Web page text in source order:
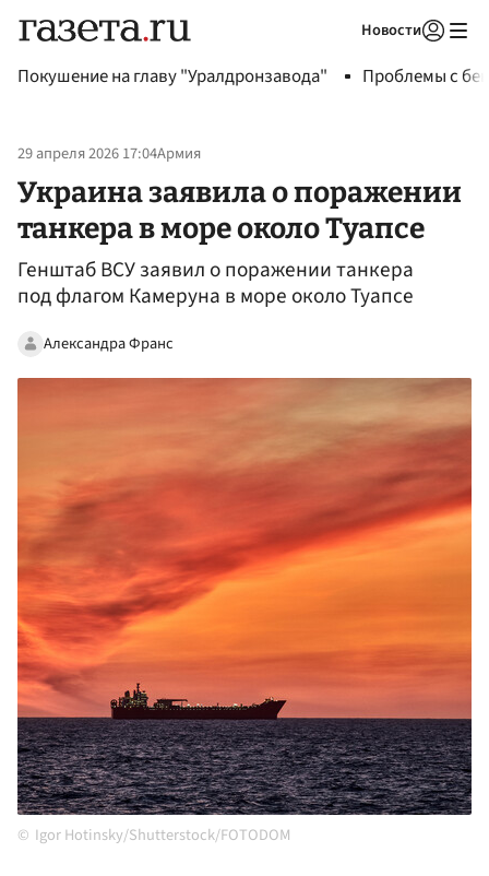
Новости
Покушение на главу "Уралдронзавода" Проблемы с
29 апреля 2026 17:04Армия
Украина заявила о поражении
танкера в море около Туапсе
Генштаб ВСУ заявил о поражении танкера
под флагом Камеруна в море около Туапсе
Александра Франс
Igor Hotinsky/Shutterstock/FOTODOM